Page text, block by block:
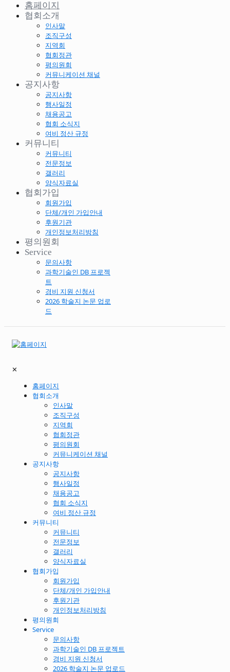
홈페이지
협회소개
인사말
조직구성
지역회
협회정관
평의원회
커뮤니케이션 채널
공지사항
공지사항
행사일정
채용공고
협회 소식지
여비 정산 규정
커뮤니티
커뮤니티
전문정보
갤러리
양식자료실
협회가입
회원가입
단체/개인 가입안내
후원기관
개인정보처리방침
평의원회
Service
문의사항
과학기술인 DB 프로젝
트
경비 지원 신청서
2026 학술지 논문 업로
드
✕
홈페이지
협회소개
인사말
조직구성
지역회
협회정관
평의원회
커뮤니케이션 채널
공지사항
공지사항
행사일정
채용공고
협회 소식지
여비 정산 규정
커뮤니티
커뮤니티
전문정보
갤러리
양식자료실
협회가입
회원가입
단체/개인 가입안내
후원기관
개인정보처리방침
평의원회
Service
문의사항
과학기술인 DB 프로젝트
경비 지원 신청서
2026 학술지 논문 업로드